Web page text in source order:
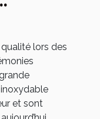
qualité lors des
et sont